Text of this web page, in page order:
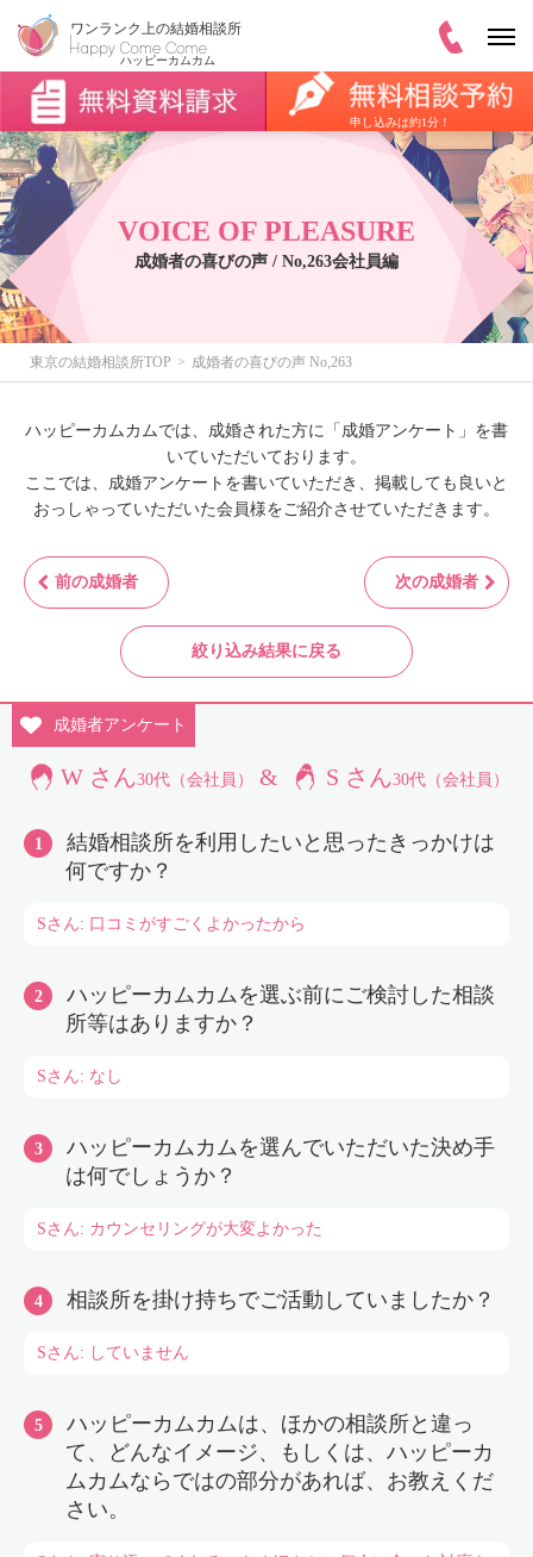
申し込みは約1分！
VOICE OF PLEASURE
成婚者の喜びの声 / No,263会社員編
東京の結婚相談所TOP 成婚者の喜びの声 No,263
ハッピーカムカムでは、成婚された方に「成婚アンケート」を書
いていただいております。
ここでは、成婚アンケートを書いていただき、掲載しても良いと
おっしゃっていただいた会員様をご紹介させていただきます。
前の成婚者 次の成婚者
絞り込み結果に戻る
成婚者アンケート
W さん30代（会社員） & S さん30代（会社員）
結婚相談所を利用したいと思ったきっかけは
何ですか？
Sさん: 口コミがすごくよかったから
ハッピーカムカムを選ぶ前にご検討した相談
所等はありますか？
Sさん: なし
ハッピーカムカムを選んでいただいた決め手
は何でしょうか？
Sさん: カウンセリングが大変よかった
相談所を掛け持ちでご活動していましたか？
Sさん: していません
ハッピーカムカムは、ほかの相談所と違っ
て、どんなイメージ、もしくは、ハッピーカ
ムカムならではの部分があれば、お教えくだ
さい。